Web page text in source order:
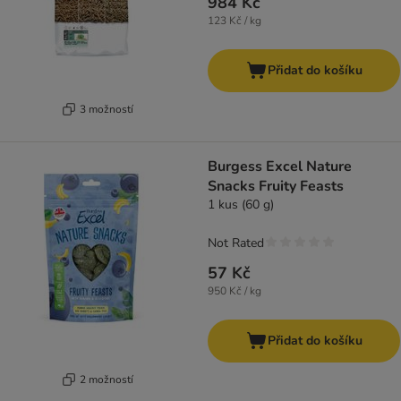
3 možností
123 Kč / kg
Přidat do košíku
2 možností
Burgess Excel Nature
Snacks Fruity Feasts
1 kus (60 g)
57 Kč
950 Kč / kg
Not Rated
Přidat do košíku